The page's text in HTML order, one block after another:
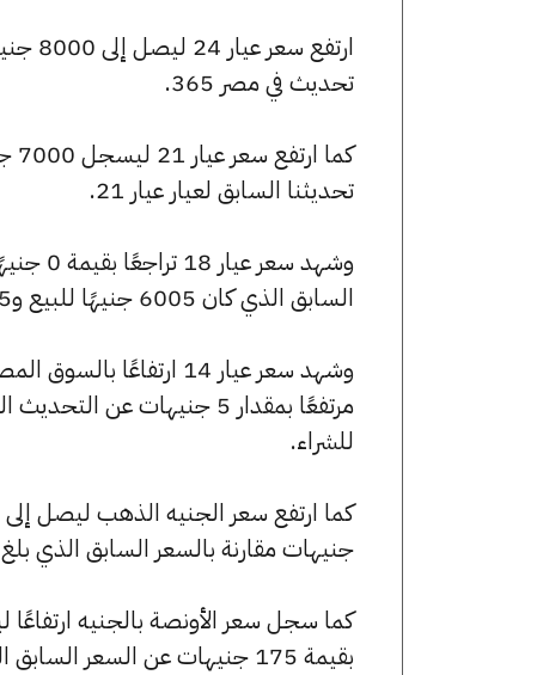
تحديث في مصر 365.
تحديثنا السابق لعيار عيار 21.
السابق الذي كان 6005 جنيهًا للبيع و5955 جنيهًا للشراء.
للشراء.
جنيهات مقارنة بالسعر السابق الذي بلغ 56040 جنيهًا للبيع و55560 جنيهًا للشراء.
بقيمة 175 جنيهات عن السعر السابق الذي كان 249005 جنيهًا للبيع و246875 جنيهًا للشراء.